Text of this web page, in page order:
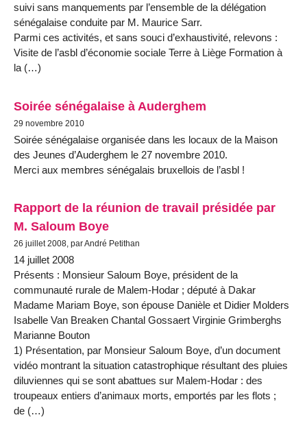
suivi sans manquements par l’ensemble de la délégation
sénégalaise conduite par M. Maurice Sarr.
Parmi ces activités, et sans souci d’exhaustivité, relevons :
Visite de l’asbl d’économie sociale Terre à Liège Formation à
la (…)
Soirée sénégalaise à Auderghem
29 novembre 2010
Soirée sénégalaise organisée dans les locaux de la Maison
des Jeunes d’Auderghem le 27 novembre 2010.
Merci aux membres sénégalais bruxellois de l’asbl !
Rapport de la réunion de travail présidée par
M. Saloum Boye
26 juillet 2008, par André Petithan
14 juillet 2008
Présents : Monsieur Saloum Boye, président de la
communauté rurale de Malem-Hodar ; député à Dakar
Madame Mariam Boye, son épouse Danièle et Didier Molders
Isabelle Van Breaken Chantal Gossaert Virginie Grimberghs
Marianne Bouton
1) Présentation, par Monsieur Saloum Boye, d’un document
vidéo montrant la situation catastrophique résultant des pluies
diluviennes qui se sont abattues sur Malem-Hodar : des
troupeaux entiers d’animaux morts, emportés par les flots ;
de (…)